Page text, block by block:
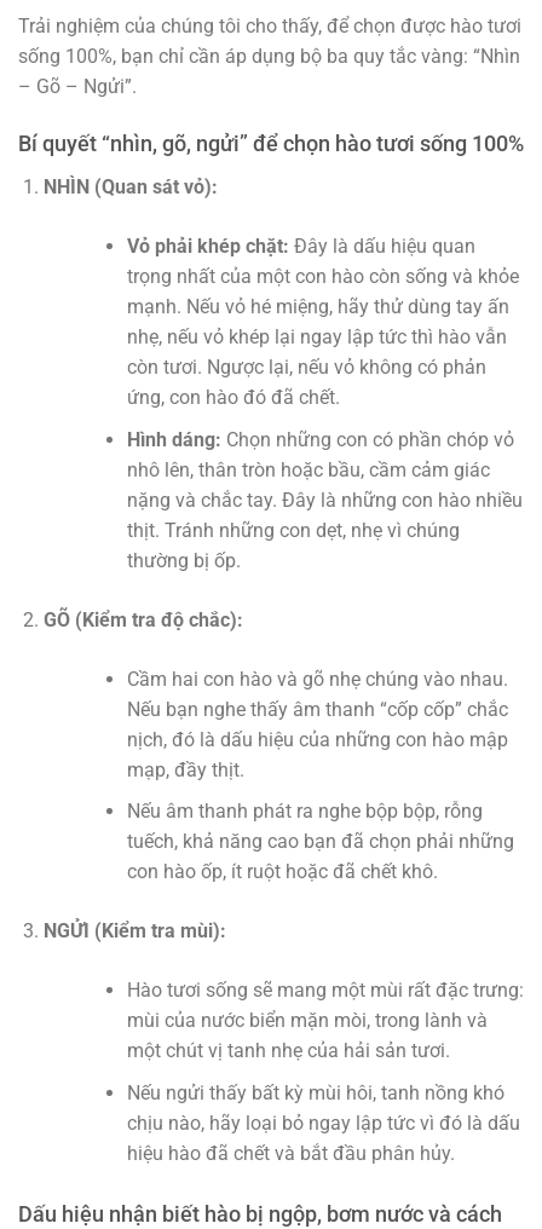
Trải nghiệm của chúng tôi cho thấy, để chọn được hào tươi
sống 100%, bạn chỉ cần áp dụng bộ ba quy tắc vàng: “Nhìn
– Gõ – Ngửi”.
Bí quyết “nhìn, gõ, ngửi” để chọn hào tươi sống 100%
NHÌN (Quan sát vỏ):
Vỏ phải khép chặt: Đây là dấu hiệu quan
trọng nhất của một con hào còn sống và khỏe
mạnh. Nếu vỏ hé miệng, hãy thử dùng tay ấn
nhẹ, nếu vỏ khép lại ngay lập tức thì hào vẫn
còn tươi. Ngược lại, nếu vỏ không có phản
ứng, con hào đó đã chết.
Hình dáng: Chọn những con có phần chóp vỏ
nhô lên, thân tròn hoặc bầu, cầm cảm giác
nặng và chắc tay. Đây là những con hào nhiều
thịt. Tránh những con dẹt, nhẹ vì chúng
thường bị ốp.
GÕ (Kiểm tra độ chắc):
Cầm hai con hào và gõ nhẹ chúng vào nhau.
Nếu bạn nghe thấy âm thanh “cốp cốp” chắc
nịch, đó là dấu hiệu của những con hào mập
mạp, đầy thịt.
Nếu âm thanh phát ra nghe bộp bộp, rỗng
tuếch, khả năng cao bạn đã chọn phải những
con hào ốp, ít ruột hoặc đã chết khô.
NGỬI (Kiểm tra mùi):
Hào tươi sống sẽ mang một mùi rất đặc trưng:
mùi của nước biển mặn mòi, trong lành và
một chút vị tanh nhẹ của hải sản tươi.
Nếu ngửi thấy bất kỳ mùi hôi, tanh nồng khó
chịu nào, hãy loại bỏ ngay lập tức vì đó là dấu
hiệu hào đã chết và bắt đầu phân hủy.
Dấu hiệu nhận biết hào bị ngộp, bơm nước và cách